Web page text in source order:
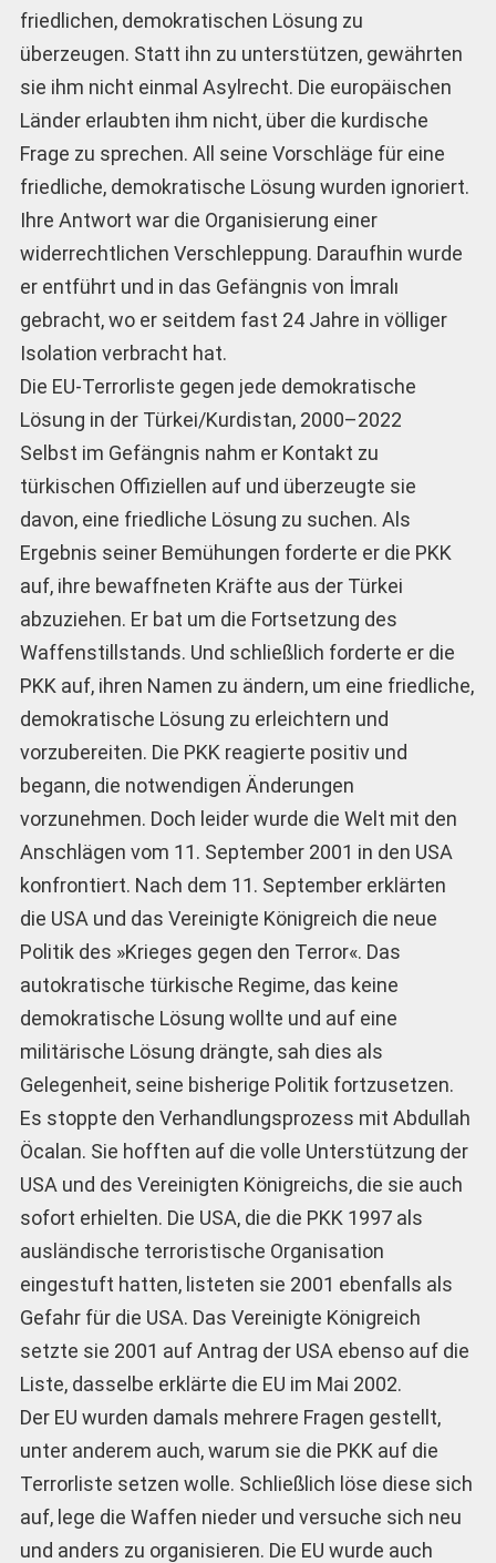
friedlichen, demokratischen Lösung zu
überzeugen. Statt ihn zu unterstützen, gewährten
sie ihm nicht einmal Asylrecht. Die europäischen
Länder erlaubten ihm nicht, über die kurdische
Frage zu sprechen. All seine Vorschläge für eine
friedliche, demokratische Lösung wurden ignoriert.
Ihre Antwort war die Organisierung einer
widerrechtlichen Verschleppung. Daraufhin wurde
er entführt und in das Gefängnis von İmralı
gebracht, wo er seitdem fast 24 Jahre in völliger
Isolation verbracht hat.
Die EU-Terrorliste gegen jede demokratische
Lösung in der Türkei/Kurdistan, 2000–2022
Selbst im Gefängnis nahm er Kontakt zu
türkischen Offiziellen auf und überzeugte sie
davon, eine friedliche Lösung zu suchen. Als
Ergebnis seiner Bemühungen forderte er die PKK
auf, ihre bewaffneten Kräfte aus der Türkei
abzuziehen. Er bat um die Fortsetzung des
Waffenstillstands. Und schließlich forderte er die
PKK auf, ihren Namen zu ändern, um eine friedliche,
demokratische Lösung zu erleichtern und
vorzubereiten. Die PKK reagierte positiv und
begann, die notwendigen Änderungen
vorzunehmen. Doch leider wurde die Welt mit den
Anschlägen vom 11. September 2001 in den USA
konfrontiert. Nach dem 11. September erklärten
die USA und das Vereinigte Königreich die neue
Politik des »Krieges gegen den Terror«. Das
autokratische türkische Regime, das keine
demokratische Lösung wollte und auf eine
militärische Lösung drängte, sah dies als
Gelegenheit, seine bisherige Politik fortzusetzen.
Es stoppte den Verhandlungsprozess mit Abdullah
Öcalan. Sie hofften auf die volle Unterstützung der
USA und des Vereinigten Königreichs, die sie auch
sofort erhielten. Die USA, die die PKK 1997 als
ausländische terroristische Organisation
eingestuft hatten, listeten sie 2001 ebenfalls als
Gefahr für die USA. Das Vereinigte Königreich
setzte sie 2001 auf Antrag der USA ebenso auf die
Liste, dasselbe erklärte die EU im Mai 2002.
Der EU wurden damals mehrere Fragen gestellt,
unter anderem auch, warum sie die PKK auf die
Terrorliste setzen wolle. Schließlich löse diese sich
auf, lege die Waffen nieder und versuche sich neu
und anders zu organisieren. Die EU wurde auch